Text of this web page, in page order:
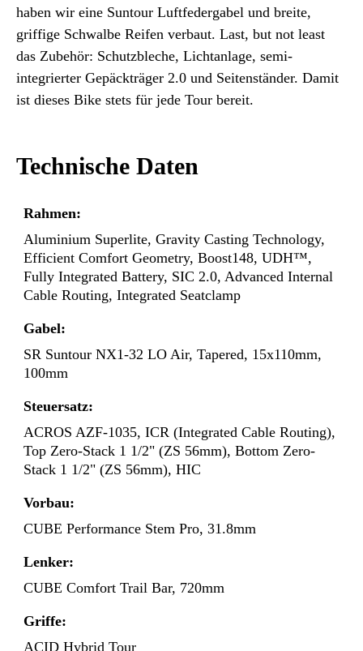
haben wir eine Suntour Luftfedergabel und breite,
griffige Schwalbe Reifen verbaut. Last, but not least
das Zubehör: Schutzbleche, Lichtanlage, semi-
integrierter Gepäckträger 2.0 und Seitenständer. Damit
ist dieses Bike stets für jede Tour bereit.
Technische Daten
Rahmen:
Aluminium Superlite, Gravity Casting Technology,
Efficient Comfort Geometry, Boost148, UDH™,
Fully Integrated Battery, SIC 2.0, Advanced Internal
Cable Routing, Integrated Seatclamp
Gabel:
SR Suntour NX1-32 LO Air, Tapered, 15x110mm,
100mm
Steuersatz:
ACROS AZF-1035, ICR (Integrated Cable Routing),
Top Zero-Stack 1 1/2" (ZS 56mm), Bottom Zero-
Stack 1 1/2" (ZS 56mm), HIC
Vorbau:
CUBE Performance Stem Pro, 31.8mm
Lenker:
CUBE Comfort Trail Bar, 720mm
Griffe:
ACID Hybrid Tour